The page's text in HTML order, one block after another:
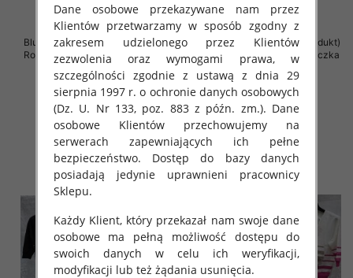
Bluzki damskie ( Turecki produkt)
Roz Standard , Mix Kolor .Paczka
42.00 zł
szczegóły
Bluzki damskie ( Turecki produkt)
Roz Standard , Mix Kolor .Paczka
12 szt
42.00 zł
szczegóły
Dane osobowe przekazywane nam przez
Klientów przetwarzamy w sposób zgodny z
zakresem udzielonego przez Klientów
zezwolenia oraz wymogami prawa, w
szczególności zgodnie z ustawą z dnia 29
sierpnia 1997 r. o ochronie danych osobowych
(Dz. U. Nr 133, poz. 883 z późn. zm.). Dane
osobowe Klientów przechowujemy na
serwerach zapewniających ich pełne
bezpieczeństwo. Dostęp do bazy danych
posiadają jedynie uprawnieni pracownicy
Sklepu.
Każdy Klient, który przekazał nam swoje dane
osobowe ma pełną możliwość dostępu do
swoich danych w celu ich weryfikacji,
modyfikacji lub też żądania usunięcia.